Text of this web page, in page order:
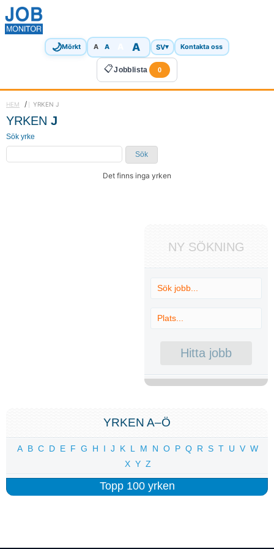
🌙Mörkt A A A SV▾ Kontakta oss
📋Jobblista 0
HEM / YRKEN J
YRKEN J
Sök yrke
Sök
Det finns inga yrken
NY SÖKNING
YRKEN A–Ö
A B C D E F G H I J K L M N O P Q R S T U V W
X Y Z
Topp 100 yrken